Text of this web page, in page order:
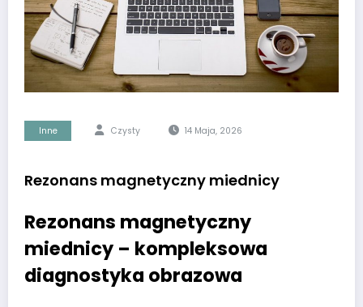
Inne Czysty 14 Maja, 2026
Rezonans magnetyczny miednicy
Rezonans magnetyczny
miednicy – kompleksowa
diagnostyka obrazowa